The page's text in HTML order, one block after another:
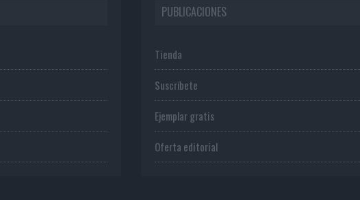
PUBLICACIONES
Tienda
Suscríbete
Ejemplar gratis
Oferta editorial